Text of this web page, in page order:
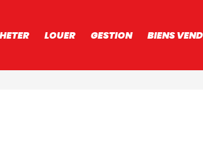
LOUER GESTION BIENS